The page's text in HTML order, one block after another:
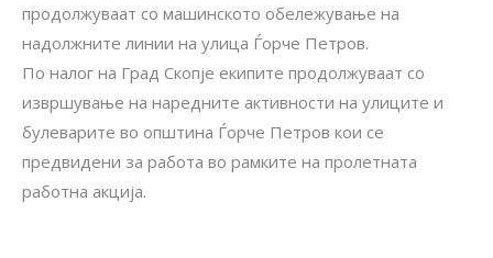
продолжуваат со машинското обележување на
надолжните линии на улица Ѓорче Петров.
По налог на Град Скопје екипите продолжуваат со
извршување на наредните активности на улиците и
булеварите во општина Ѓорче Петров кои се
предвидени за работа во рамките на пролетната
работна акција.